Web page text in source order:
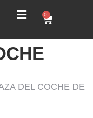
0
DEL COCHE DE